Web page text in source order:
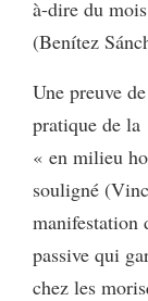
à-dire du
(Benítez
Une preuve
pratique de la
« en milieu
souligné
manifestation
passive qui
chez les